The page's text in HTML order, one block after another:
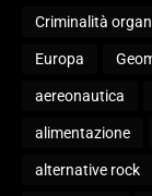
Criminalità
Europa
aereonautica
alimentazione
alternative rock